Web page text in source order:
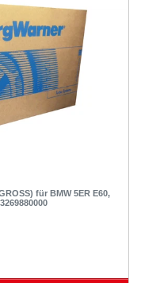
für BMW 5ER E60,